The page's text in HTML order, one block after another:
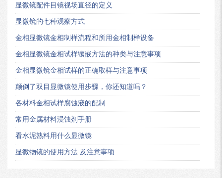
显微镜配件目镜视场直径的定义
显微镜的七种观察方式
金相显微镜金相制样流程和所用金相制样设备
金相显微镜金相试样镶嵌方法的种类与注意事项
金相显微镜金相试样的正确取样与注意事项
颠倒了双目显微镜使用步骤，你还知道吗？
各材料金相试样腐蚀液的配制
常用金属材料浸蚀剂手册
看水泥熟料用什么显微镜
显微物镜的使用方法 及注意事项